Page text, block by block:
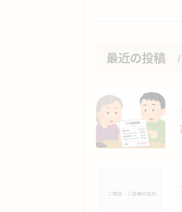
最近の投稿